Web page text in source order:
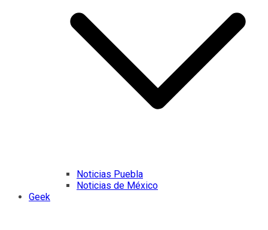
Noticias Puebla
Noticias de México
Geek